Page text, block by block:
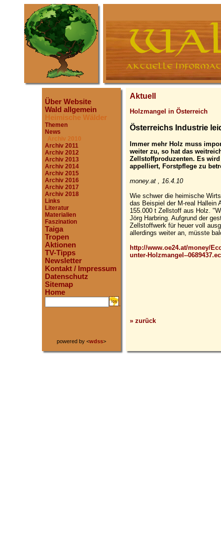
Über Website
Wald allgemein
Heimische Wälder
Themen
News
Archiv 2010
Archiv 2011
Archiv 2012
Archiv 2013
Archiv 2014
Archiv 2015
Archiv 2016
Archiv 2017
Archiv 2018
Links
Literatur
Materialien
Faszination
Taiga
Tropen
Aktionen
TV-Tipps
Newsletter
Kontakt / Impressum
Datenschutz
Sitemap
Home
.
powered by <wdss>
Aktuell
Holzmangel in Österreich
Österreichs Industrie
Immer mehr Holz muss
weiter zu, so hat das
Zellstoffproduzenten. Es
appelliert, Forstpflege zu
money.at , 16.4.10
Wie schwer die heimische
das Beispiel der M-real Hallein
155.000 t Zellstoff aus Holz.
Jörg Harbring. Aufgrund der
Zellstoffwerk für heuer voll
allerdings weiter an, müsste
http://www.oe24.at/money/
unter-Holzmangel--
» zurück